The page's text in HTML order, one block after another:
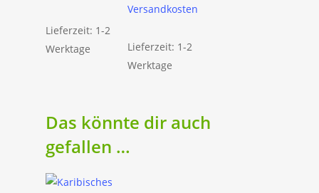
Lieferzeit: 1-2
Werktage
Versandkosten
Lieferzeit: 1-2
Werktage
Das könnte dir auch
gefallen …